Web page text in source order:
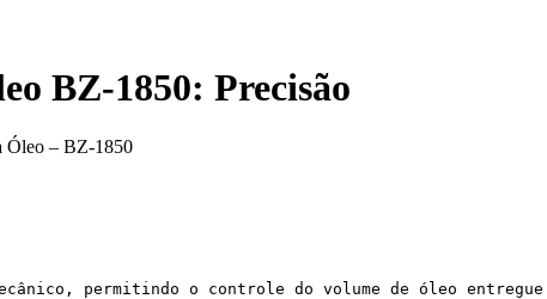
BZ-1850: Precisão
Óleo – BZ-1850
permitindo o controle do volume de óleo